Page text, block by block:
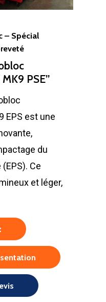
– Spécial
PSE”
EPS est une
du
Ce
et léger,